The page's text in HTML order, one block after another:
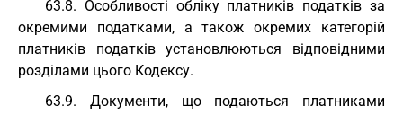
63.8. Особливості обліку платників податків за
окремими податками, а також окремих категорій
платників податків установлюються відповідними
розділами цього Кодексу.
63.9. Документи, що подаються платниками